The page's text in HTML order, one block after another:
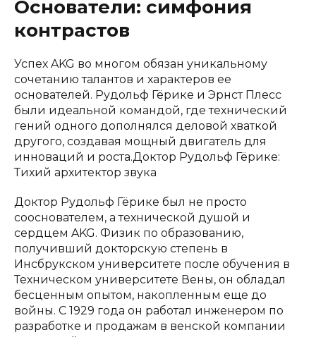
Основатели: симфония
контрастов
Успех AKG во многом обязан уникальному
сочетанию талантов и характеров ее
основателей. Рудольф Гёрике и Эрнст Плесс
были идеальной командой, где технический
гений одного дополнялся деловой хваткой
другого, создавая мощный двигатель для
инноваций и роста.Доктор Рудольф Гёрике:
Тихий архитектор звука
Доктор Рудольф Гёрике был не просто
сооснователем, а технической душой и
сердцем AKG. Физик по образованию,
получивший докторскую степень в
Инсбрукском университете после обучения в
Техническом университете Вены, он обладал
бесценным опытом, накопленным еще до
войны. С 1929 года он работал инженером по
разработке и продажам в венской компании